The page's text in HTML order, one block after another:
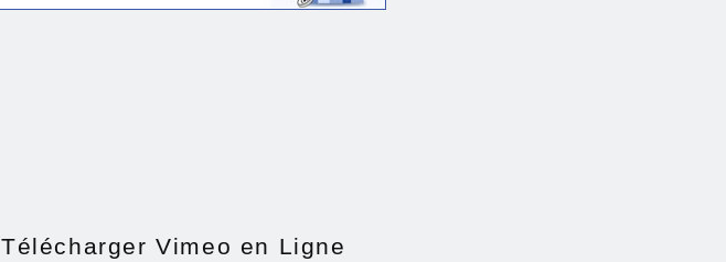
Télécharger Vimeo en Ligne